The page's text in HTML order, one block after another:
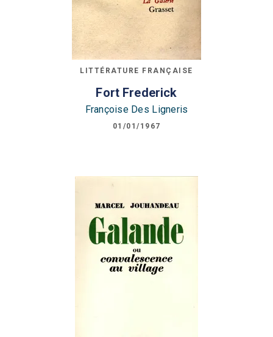
LITTÉRATURE FRANÇAISE
Fort Frederick
Françoise Des Ligneris
01/01/1967